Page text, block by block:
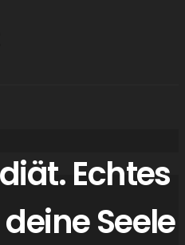
Echtes
Seele